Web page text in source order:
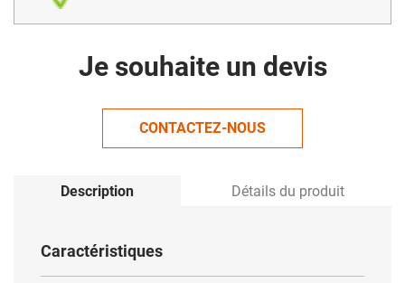
Je souhaite un devis
CONTACTEZ-NOUS
Description Détails du produit
Caractéristiques